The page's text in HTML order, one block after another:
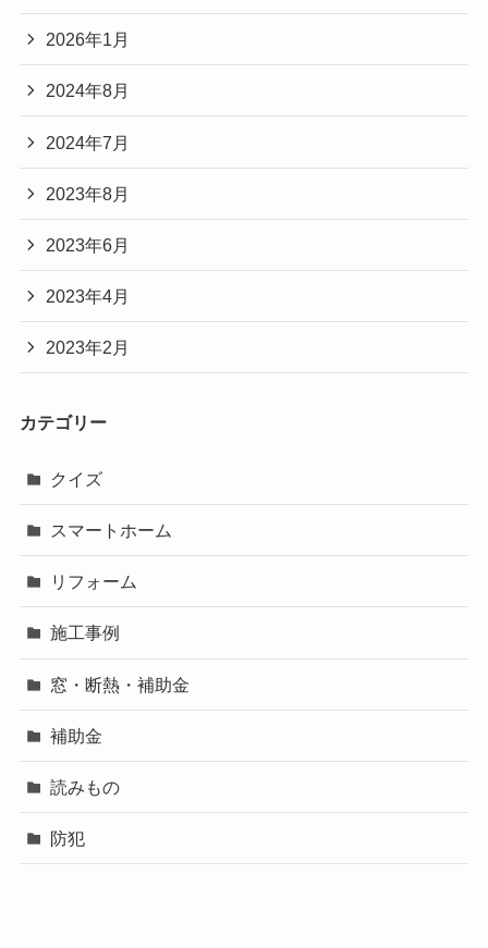
2026年1月
2024年8月
2024年7月
2023年8月
2023年6月
2023年4月
2023年2月
カテゴリー
クイズ
スマートホーム
リフォーム
施工事例
窓・断熱・補助金
補助金
読みもの
防犯